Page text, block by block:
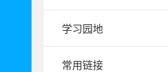
学习园地
常用链接